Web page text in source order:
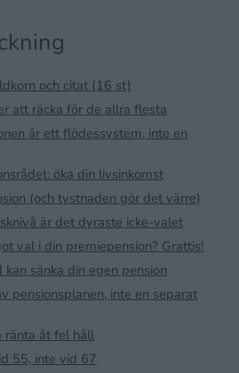
och citat (16 st)
att räcka för de allra flesta
är ett flödessystem, inte en
öka din livsinkomst
(och tystnaden gör det värre)
är det dyraste icke-valet
val i din premiepension? Grattis!
sänka din egen pension
pensionsplanen, inte en separat
ränta åt fel håll
55, inte vid 67